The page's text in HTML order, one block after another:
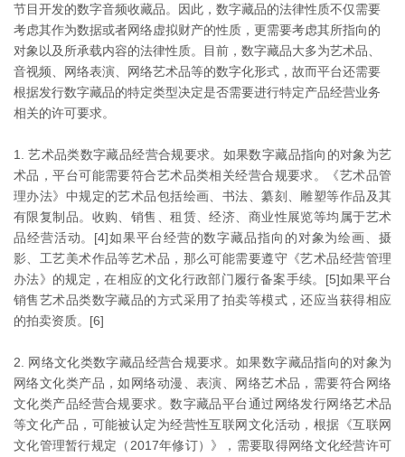
节目开发的数字音频收藏品。因此，数字藏品的法律性质不仅需要
考虑其作为数据或者网络虚拟财产的性质，更需要考虑其所指向的
对象以及所承载内容的法律性质。目前，数字藏品大多为艺术品、
音视频、网络表演、网络艺术品等的数字化形式，故而平台还需要
根据发行数字藏品的特定类型决定是否需要进行特定产品经营业务
相关的许可要求。
1. 艺术品类数字藏品经营合规要求。如果数字藏品指向的对象为艺
术品，平台可能需要符合艺术品类相关经营合规要求。《艺术品管
理办法》中规定的艺术品包括绘画、书法、纂刻、雕塑等作品及其
有限复制品。收购、销售、租赁、经济、商业性展览等均属于艺术
品经营活动。[4]如果平台经营的数字藏品指向的对象为绘画、摄
影、工艺美术作品等艺术品，那么可能需要遵守《艺术品经营管理
办法》的规定，在相应的文化行政部门履行备案手续。[5]如果平台
销售艺术品类数字藏品的方式采用了拍卖等模式，还应当获得相应
的拍卖资质。[6]
2. 网络文化类数字藏品经营合规要求。如果数字藏品指向的对象为
网络文化类产品，如网络动漫、表演、网络艺术品，需要符合网络
文化类产品经营合规要求。数字藏品平台通过网络发行网络艺术品
等文化产品，可能被认定为经营性互联网文化活动，根据《互联网
文化管理暂行规定（2017年修订）》，需要取得网络文化经营许可